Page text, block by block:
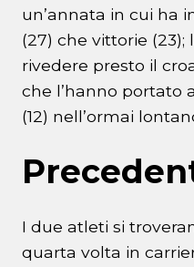
un’annata in cui ha
(27) che vittorie (23);
rivedere presto il
che l’hanno portato
(12) nell’ormai
I due atleti si
quarta volta in